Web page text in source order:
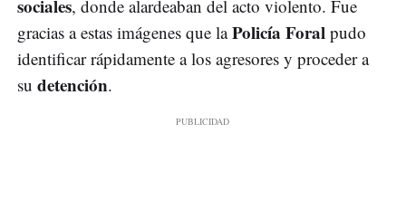
sociales, donde alardeaban del acto violento. Fue
gracias a estas imágenes que laPolicía Foral pudo
identificar rápidamente a los agresores y proceder a
su detención.